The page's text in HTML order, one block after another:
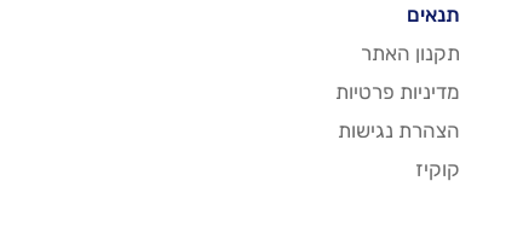
תנאים
תקנון האתר
מדיניות פרטיות
הצהרת נגישות
קוקיז